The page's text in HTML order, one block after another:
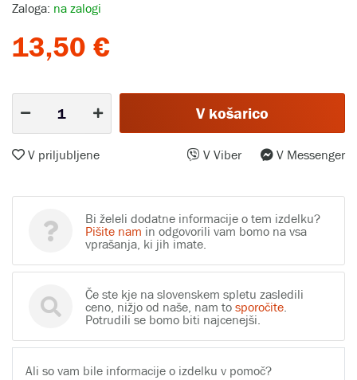
Zaloga: na zalogi
13,50 €
V košarico
V priljubljene V Viber V Messenger
Bi želeli dodatne informacije o tem izdelku?
Pišite nam in odgovorili vam bomo na vsa
vprašanja, ki jih imate.
Če ste kje na slovenskem spletu zasledili
ceno, nižjo od naše, nam to sporočite
Potrudili se bomo biti najcenejši.
Ali so vam bile informacije o izdelku v pomoč?